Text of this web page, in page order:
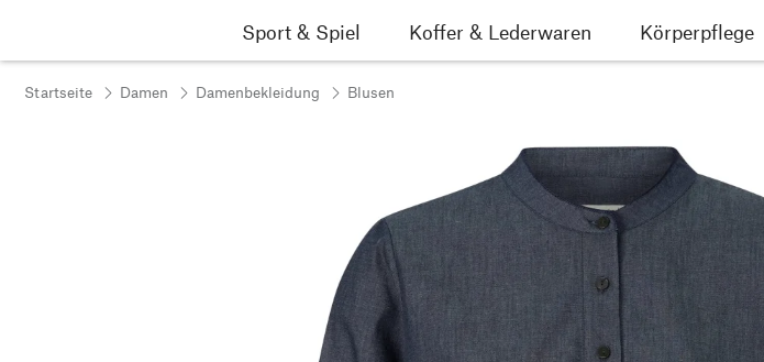
Sport & Spiel
Koffer & Lederwaren Körperpflege
Startseite Damen Damenbekleidung Blusen